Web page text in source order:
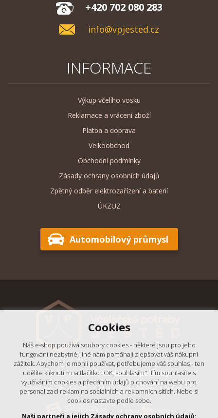
+420 702 080 283
info@vpjested.cz
INFORMACE
Výkup včelího vosku
Reklamace a vrácení zboží
Platba a doprava
Velkoobchod
Obchodní podmínky
Zásady ochrany osobních údajů
Zpětný odběr elektrozařízení a baterií
ÚKZUZ
Automobilový průmysl
© 2018 - 2026, Včelařské potřeby
- Výrobní podnik Ještěd, s.r.o.
Cookies
Náš e-shop používá soubory cookies - některé jsou pro jeho
fungování nezbytné, jiné nám pomáhají zlepšovat váš nákupní
zážitek. Abychom je mohli používat, potřebujeme váš souhlas - ten
udělíte kliknutím na tlačítko "OK, souhlasím". Tím souhlasíte s
využíváním cookies a předáním údajů o chování na webu pro
personalizaci reklam na sociálních a reklamních sítích. Nebo si
cookies nastavte podle sebe.
Naši partneři a jejich Zásady ochrany osobních údajů: